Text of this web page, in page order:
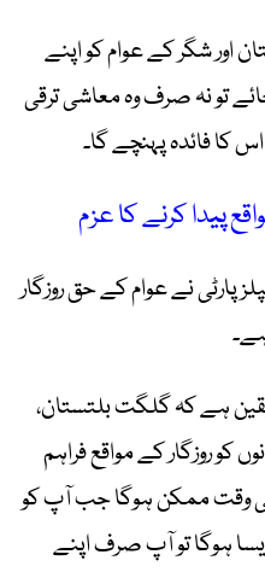
اور شگر کے عوام کو اپنے
تو نہ صرف وہ معاشی ترقی
کا فائدہ پہنچے گا۔
پیدا کرنے کا عزم
پارٹی نے عوام کے حق روزگار
یقین ہے کہ گلگت بلتستان،
کو روزگار کے مواقع فراہم
وقت ممکن ہوگا جب آپ کو
ہوگا تو آپ صرف اپنے